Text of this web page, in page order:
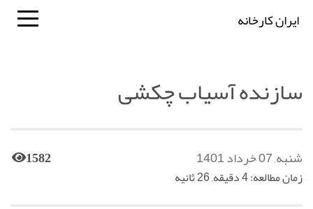
ایران کارخانه
سازنده آسیاب چکشی
شنبه, 07 خرداد 1401 1582
زمان مطالعه: 4 دقیقه, 26 ثانیه